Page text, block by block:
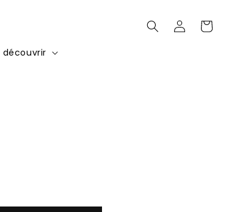
découvrir
ConnexionPanier